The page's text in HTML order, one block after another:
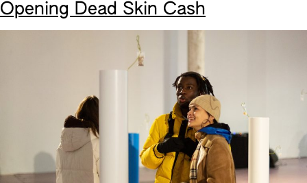
Opening Dead Skin Cash